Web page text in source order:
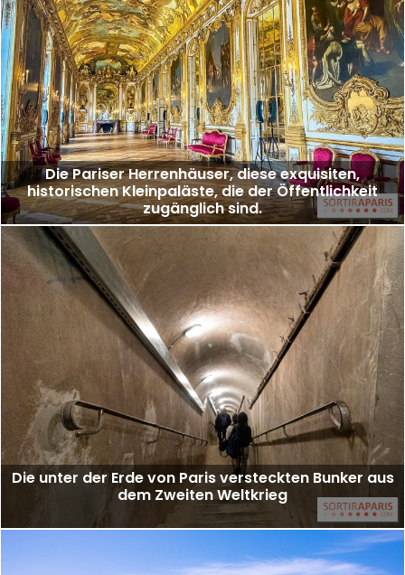
Die Pariser Herrenhäuser, diese exquisiten,
historischen Kleinpaläste, die der Öffentlichkeit
zugänglich sind.
Die unter der Erde von Paris versteckten Bunker aus
dem Zweiten Weltkrieg